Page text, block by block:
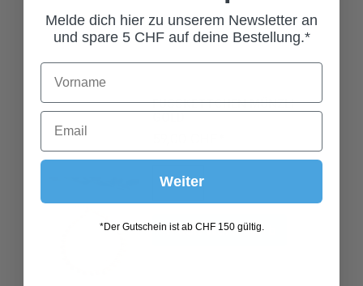
GOLD
Melde dich hier zu unserem Newsletter an
und spare 5 CHF auf deine Bestellung.*
Weiter
*Der Gutschein ist ab CHF 150 gültig.